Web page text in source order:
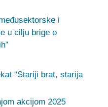
i
u cilju brige o
“Stariji brat, starija
akcijom 2025